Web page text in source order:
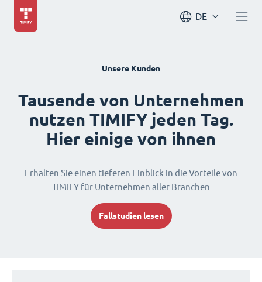
DE
Unsere Kunden
Tausende von Unternehmen
nutzen TIMIFY jeden Tag.
Hier einige von ihnen
Erhalten Sie einen tieferen Einblick in die Vorteile von
TIMIFY für Unternehmen aller Branchen
Fallstudien lesen